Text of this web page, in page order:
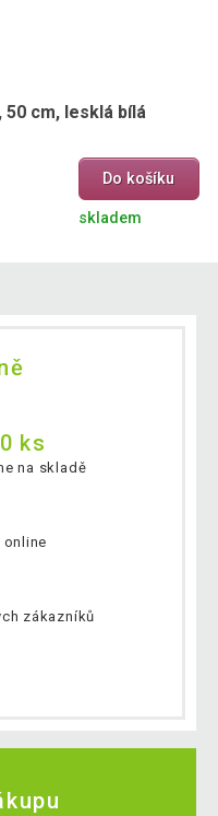
cm, lesklá bílá
Do košíku
skladem
ks
na skladě
online
zákazníků